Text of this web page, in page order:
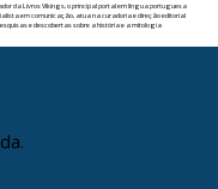
da Livros Vikings, o principal portal em língua portuguesa
em comunicação, atua na curadoria e direção editorial
e descobertas sobre a história e a mitologia